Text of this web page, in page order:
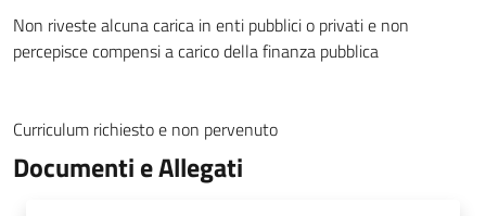
Non riveste alcuna carica in enti pubblici o privati e non
percepisce compensi a carico della finanza pubblica
Curriculum richiesto e non pervenuto
Documenti e Allegati